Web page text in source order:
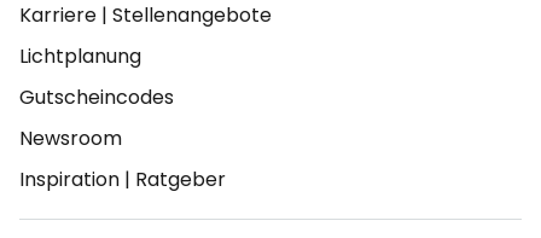
Karriere | Stellenangebote
Lichtplanung
Gutscheincodes
Newsroom
Inspiration | Ratgeber